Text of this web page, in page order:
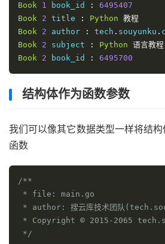
   fmt
Printf( "Book 1 subject
   fmt
Printf ( "Book 1 book_id
/* 打印 Book2 信息 */
   fmt
Printf( "Book 2 title :
   fmt
.Printf( "Book 2 book_id
Book 1 book_id :
6495407
Book 2 title : Python 教程
Book 2 author : tech . souyunku .
Book 2 subject : Python 语言教程
Book 2 book_id : 6495700
结构体作为函数参数
我们可以像其它数据类型一样将结
函数
/**
* file: main.go
* author: 搜云库技术团队
* Copyright © 2015-2065
*/